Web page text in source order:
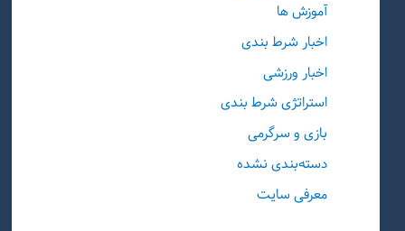
آموزش ها
اخبار شرط بندی
اخبار ورزشی
استراتژی شرط بندی
بازی و سرگرمی
دسته‌بندی نشده
معرفی سایت